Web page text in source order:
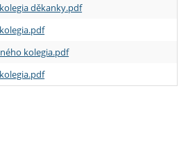
děkanky.pdf
kolegia.pdf